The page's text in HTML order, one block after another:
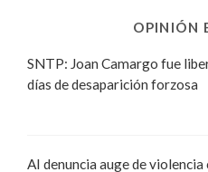
OPINIÓN
SNTP: Joan Camargo fue
días de desaparición forzosa
AI denuncia auge de violencia